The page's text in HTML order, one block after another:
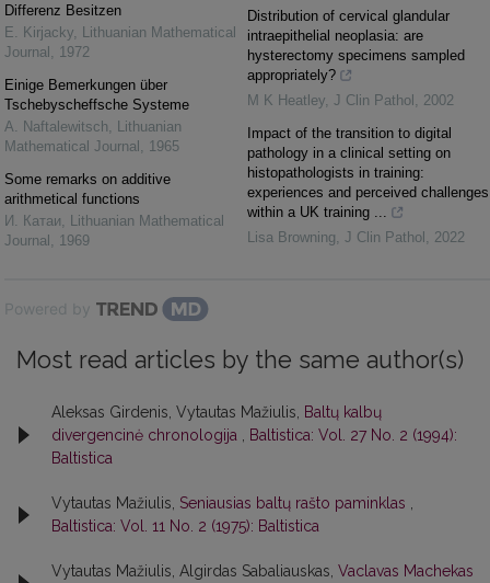
Differenz Besitzen
E. Kirjacky Lithuanian Mathematical
Journal
1972
Einige Bemerkungen über
Tschebyscheffsche Systeme
A. Naftalewitsch
Lithuanian
Mathematical Journal
1965
Some remarks on additive
arithmetical functions
И. Катаи
Lithuanian Mathematical
Journal
1969
Distribution of cervical glandular
intraepithelial neoplasia: are
hysterectomy specimens sampled
appropriately?
M K Heatley J Clin Pathol
2002
Impact of the transition to digital
pathology in a clinical setting on
histopathologists in training:
experiences and perceived challenges
within a UK training ...
Lisa Browning J Clin Pathol 2022
Powered by
Most read articles by the same author(s)
Aleksas Girdenis, Vytautas Mažiulis,
Baltų kalbų
divergencinė chronologija
Baltistica: Vol. 27 No. 2 (1994):
Baltistica
Vytautas Mažiulis, Seniausias baltų rašto paminklas
Baltistica: Vol. 11 No. 2 (1975): Baltistica
Vytautas Mažiulis, Algirdas Sabaliauskas, Vaclavas Machekas